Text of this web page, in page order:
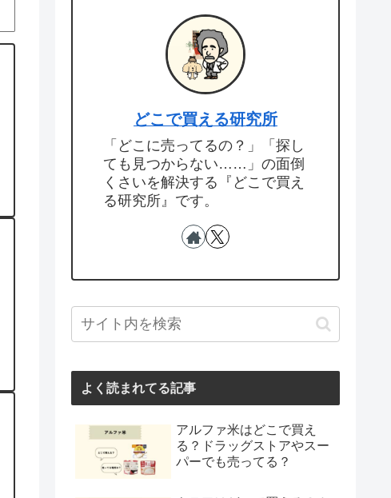
どこで買える研究所
「どこに売ってるの？」「探し
ても見つからない……」の面倒
くさいを解決する『どこで買え
る研究所』です。
よく読まれてる記事
アルファ米はどこで買え
る？ドラッグストアやスー
パーでも売ってる？